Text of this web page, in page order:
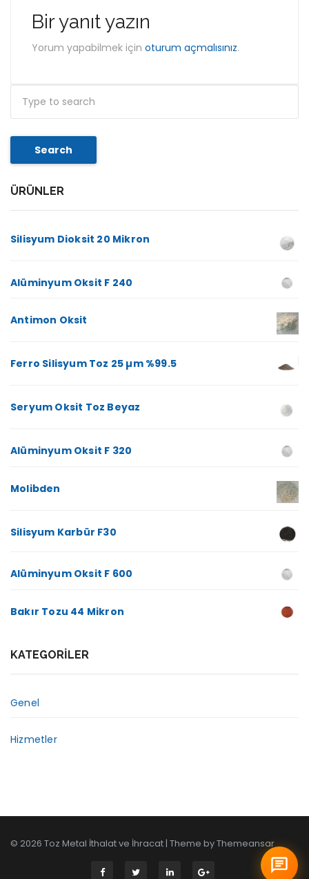
Bir yanıt yazın
Yorum yapabilmek için oturum açmalısınız.
Search
ÜRÜNLER
Silisyum Dioksit 20 Mikron
Alüminyum Oksit F 240
Antimon Oksit
Ferro Silisyum Toz 25 µm %99.5
Seryum Oksit Toz Beyaz
Alüminyum Oksit F 320
Molibden
Silisyum Karbür F30
Alüminyum Oksit F 600
Bakır Tozu 44 Mikron
KATEGORILER
Genel
Hizmetler
© 2026 Toz Metal İthalat ve İhracat | Theme byThemeansar